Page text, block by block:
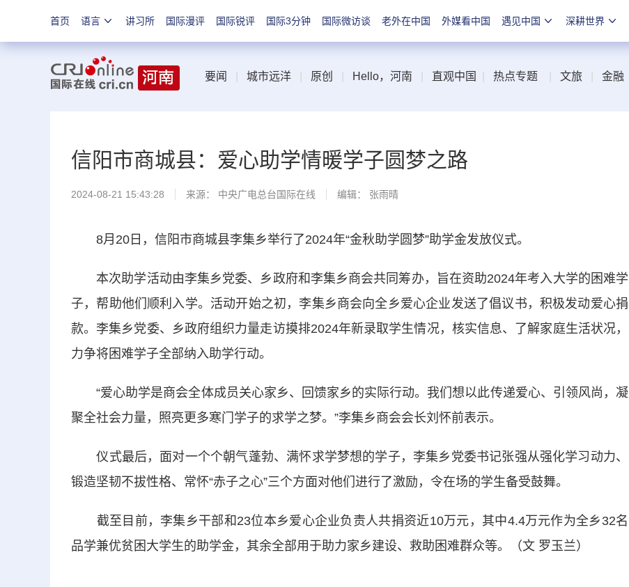
首页 语言 讲习所 国际漫评 国际锐评 国际3分钟 国际微访谈 老外在中国 外媒看中国 遇见中国 深耕世界
要闻 城市远洋 原创 Hello，河南 直观中国 热点专题 文旅 金融
信阳市商城县：爱心助学情暖学子圆梦之路
2024-08-21 15:43:28 来源： 中央广电总台国际在线 编辑： 张雨晴
8月20日，信阳市商城县李集乡举行了2024年“金秋助学圆梦”助学金发放仪式。
本次助学活动由李集乡党委、乡政府和李集乡商会共同筹办，旨在资助2024年考入大学的困难学
子，帮助他们顺利入学。活动开始之初，李集乡商会向全乡爱心企业发送了倡议书，积极发动爱心捐
款。李集乡党委、乡政府组织力量走访摸排2024年新录取学生情况，核实信息、了解家庭生活状况，
力争将困难学子全部纳入助学行动。
“爱心助学是商会全体成员关心家乡、回馈家乡的实际行动。我们想以此传递爱心、引领风尚，凝
聚全社会力量，照亮更多寒门学子的求学之梦。”李集乡商会会长刘怀前表示。
仪式最后，面对一个个朝气蓬勃、满怀求学梦想的学子，李集乡党委书记张强从强化学习动力、
锻造坚韧不拔性格、常怀“赤子之心”三个方面对他们进行了激励，令在场的学生备受鼓舞。
截至目前，李集乡干部和23位本乡爱心企业负责人共捐资近10万元，其中4.4万元作为全乡32名
品学兼优贫困大学生的助学金，其余全部用于助力家乡建设、救助困难群众等。（文 罗玉兰）